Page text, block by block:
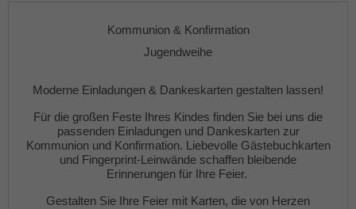
Kommunion & Konfirmation
Jugendweihe
Moderne Einladungen & Dankeskarten gestalten lassen!
Für die großen Feste Ihres Kindes finden Sie bei uns die
passenden Einladungenund Dankeskartenzur
Kommunion und Konfirmation. Liebevolle Gästebuchkarten
und Fingerprint-Leinwände schaffen bleibende
Erinnerungen für Ihre Feier.
Gestalten Sie Ihre Feier mit Karten, die von Herzen